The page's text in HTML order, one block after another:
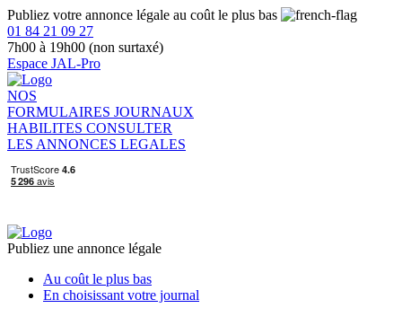
Publiez votre annonce légale au coût le plus bas
01 84 21 09 27
7h00 à 19h00 (non surtaxé)
Espace JAL-Pro
NOS
FORMULAIRES JOURNAUX
HABILITES CONSULTER
LES ANNONCES LEGALES
Publiez une annonce légale
Au coût le plus bas
En choisissant votre journal